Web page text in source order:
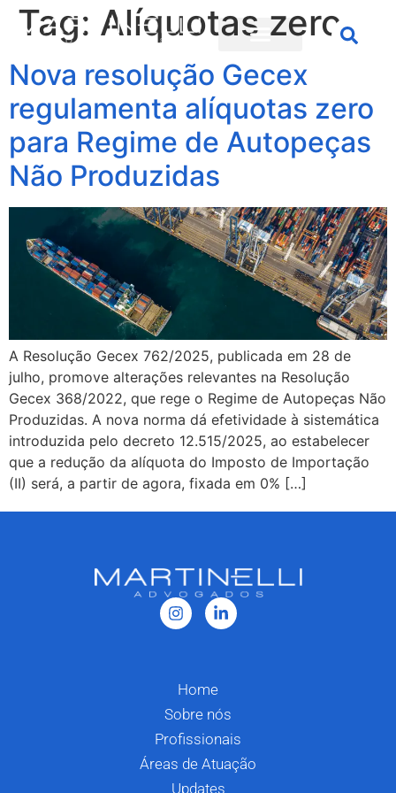
Tag: Alíquotas zero
Nova resolução Gecex
regulamenta alíquotas zero
para Regime de Autopeças
Não Produzidas
A Resolução Gecex 762/2025, publicada em 28 de
julho, promove alterações relevantes na Resolução
Gecex 368/2022, que rege o Regime de Autopeças Não
Produzidas. A nova norma dá efetividade à sistemática
introduzida pelo decreto 12.515/2025, ao estabelecer
que a redução da alíquota do Imposto de Importação
(II) será, a partir de agora, fixada em 0% […]
Home
Sobre nós
Profissionais
Áreas de Atuação
Updates